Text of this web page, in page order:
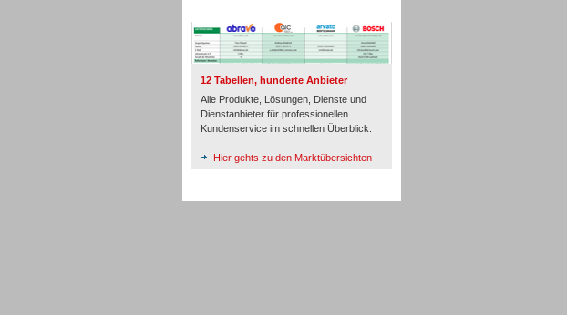
12 Tabellen, hunderte Anbieter
Alle Produkte, Lösungen, Dienste und
Dienstanbieter für professionellen
Kundenservice im schnellen Überblick.
Hier gehts zu den Marktübersichten